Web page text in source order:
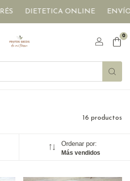
DIETETICA ONLINE ENVÍOS A
0
16 productos
Ordenar por:
Más vendidos